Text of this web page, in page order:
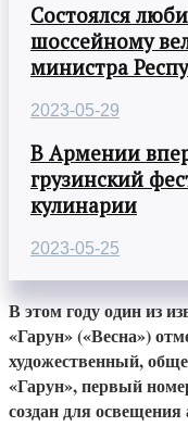
Состоялся
шоссейному
министра
2023-05-29
В Армении
грузинский
кулинарии
2023-05-25
В этом году один из
«Гарун» («Весна»)
художественный,
«Гарун», первый
создан для